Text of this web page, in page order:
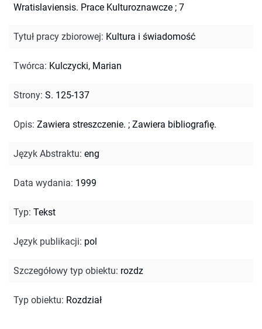
Wratislaviensis. Prace Kulturoznawcze ; 7
Tytuł pracy zbiorowej: Kultura i świadomość
Twórca: Kulczycki, Marian
Strony: S. 125-137
Opis: Zawiera streszczenie. ; Zawiera bibliografię.
Język Abstraktu: eng
Data wydania: 1999
Typ: Tekst
Język publikacji: pol
Szczegółowy typ obiektu: rozdz
Typ obiektu: Rozdział